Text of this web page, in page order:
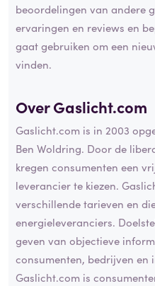
beoordelingen van andere
ervaringen en reviews en
gaat gebruiken om een
vinden.
Over Gaslicht.com
Gaslicht.com is in 2003
Ben Woldring. Door de
kregen consumenten een
leverancier te kiezen.
verschillende tarieven en
energieleveranciers.
geven van objectieve
consumenten, bedrijven en
Gaslicht.com is